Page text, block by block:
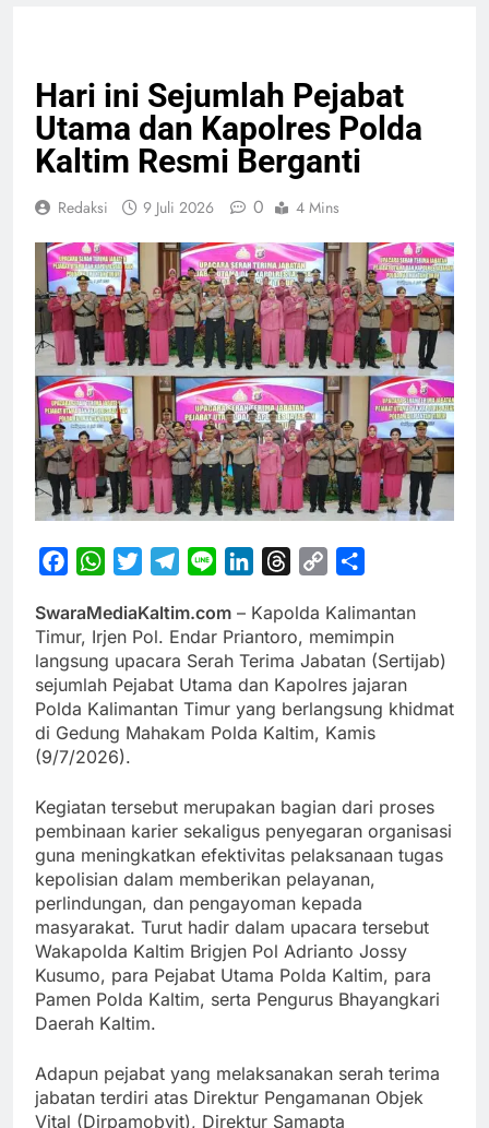
Hari ini Sejumlah Pejabat
Utama dan Kapolres Polda
Kaltim Resmi Berganti
Redaksi 9 Juli 2026 0 4 Mins
FacebookWhatsApp
TwitterTelegram
Line LinkedInThreads
Copy
SwaraMediaKaltim.com – Kapolda Kalimantan
Timur, Irjen Pol. Endar Priantoro, memimpin
langsung upacara Serah Terima Jabatan (Sertijab)
sejumlah Pejabat Utama dan Kapolres jajaran
Polda Kalimantan Timur yang berlangsung khidmat
di Gedung Mahakam Polda Kaltim, Kamis
(9/7/2026).
Kegiatan tersebut merupakan bagian dari proses
pembinaan karier sekaligus penyegaran organisasi
guna meningkatkan efektivitas pelaksanaan tugas
kepolisian dalam memberikan pelayanan,
perlindungan, dan pengayoman kepada
masyarakat. Turut hadir dalam upacara tersebut
Wakapolda Kaltim Brigjen Pol Adrianto Jossy
Kusumo, para Pejabat Utama Polda Kaltim, para
Pamen Polda Kaltim, serta Pengurus Bhayangkari
Daerah Kaltim.
Adapun pejabat yang melaksanakan serah terima
jabatan terdiri atas Direktur Pengamanan Objek
Vital (Dirpamobvit), Direktur Samapta